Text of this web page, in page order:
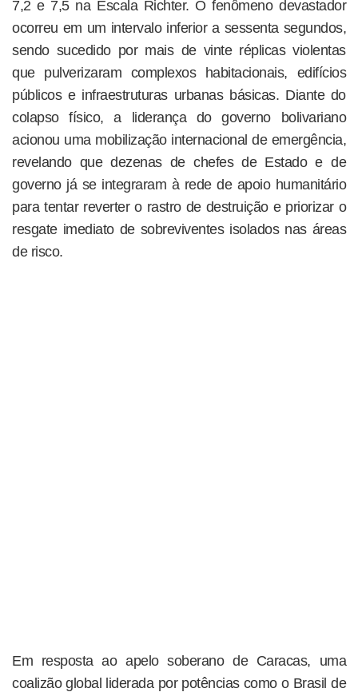
7,2 e 7,5 na Escala Richter. O fenômeno devastador
ocorreu em um intervalo inferior a sessenta segundos,
sendo sucedido por mais de vinte réplicas violentas
que pulverizaram complexos habitacionais, edifícios
públicos e infraestruturas urbanas básicas. Diante do
colapso físico, a liderança do governo bolivariano
acionou uma mobilização internacional de emergência,
revelando que dezenas de chefes de Estado e de
governo já se integraram à rede de apoio humanitário
para tentar reverter o rastro de destruição e priorizar o
resgate imediato de sobreviventes isolados nas áreas
de risco.
Em resposta ao apelo soberano de Caracas, uma
coalizão global liderada por potências como o Brasil de